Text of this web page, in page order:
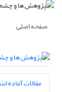
صفحه اصلی
مقالات آماده